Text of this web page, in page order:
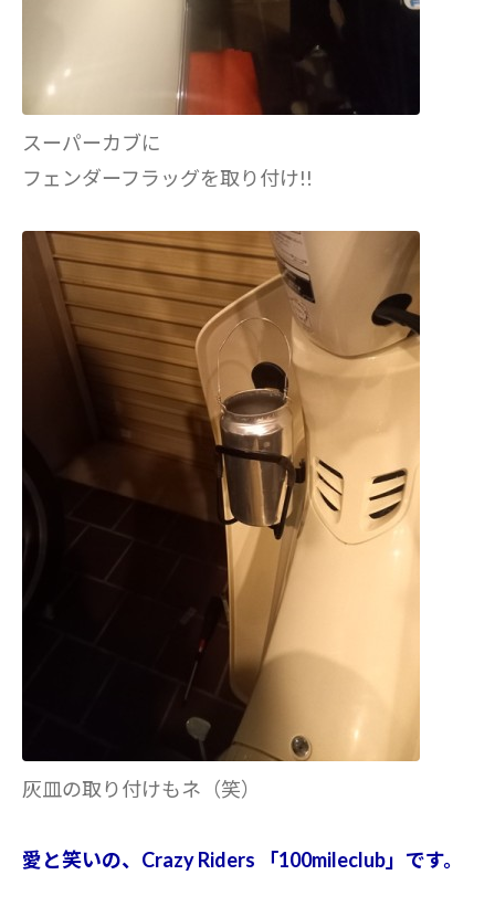
スーパーカブに
フェンダーフラッグを取り付け!!
灰皿の取り付けもネ（笑）
愛と笑いの、Crazy Riders 「100mileclub」です。